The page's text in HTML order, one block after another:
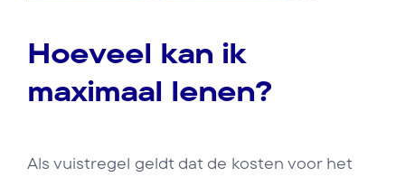
Hoeveel kan ik
maximaal lenen?
Als vuistregel geldt dat de kosten voor het